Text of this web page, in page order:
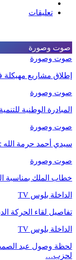
تعليقات
صوت وصورة
صوت وصورة
إطلاق مشاريع مهيكلة
صوت وصورة
المبادرة الوطنية
صوت وصورة
سيدي أحمد حرمة
صوت وصورة
خطاب الملك بمناسبة الذكرى 27
الداخلة بلوس TV
تفاصيل لقاء الحركة
الداخلة بلوس TV
لحظة وصول عبد الصمد
لحزب…